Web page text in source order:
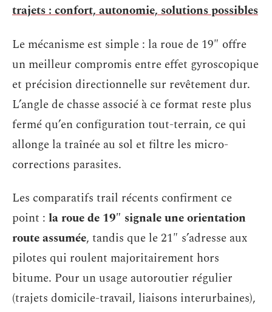
trajets : confort, autonomie, solutions possibles
Le mécanisme est simple : la roue de 19″ offre
un meilleur compromis entre effet gyroscopique
et précision directionnelle sur revêtement dur.
L’angle de chasse associé à ce format reste plus
fermé qu’en configuration tout-terrain, ce qui
allonge la traînée au sol et filtre les micro-
corrections parasites.
Les comparatifs trail récents confirment ce
point : la roue de 19″ signale une orientation
route assumée, tandis que le 21″ s’adresse aux
pilotes qui roulent majoritairement hors
bitume. Pour un usage autoroutier régulier
(trajets domicile-travail, liaisons interurbaines),